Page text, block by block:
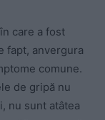
care a fost
fapt, anvergura
comune.
de gripă nu
nu sunt atâtea